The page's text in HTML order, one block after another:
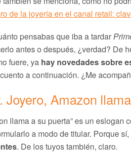
de la joyería en el canal retail:
pensabas que iba a tardar
antes o después, ¿verdad? De
fuere, ya hay novedades sobre
a continuación. ¿Me
Joyero, Amazon
llama a su puerta” es un
a modo de titular. Porque sí,
. De los tuyos también, claro.